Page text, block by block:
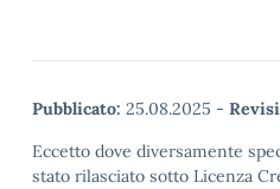
Pubblicato: 25.08.2025 -
Eccetto dove diversamente
stato rilasciato sotto Licenza